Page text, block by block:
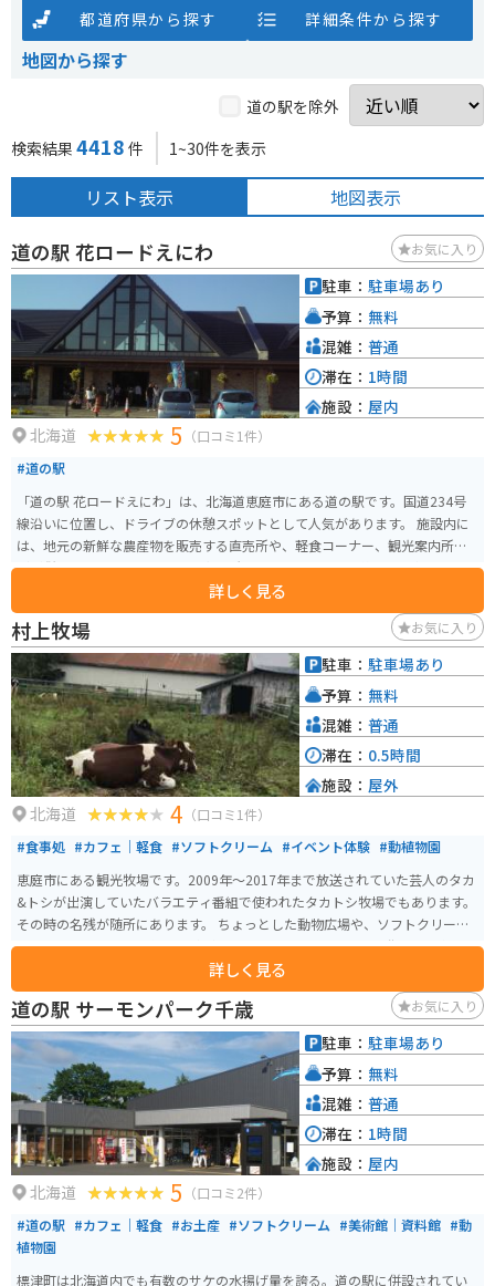
都道府県から探す 詳細条件から探す
地図から探す
道の駅を除外
検索結果 4418 件 1~30件を表示
リスト表示 地図表示
道の駅 花ロードえにわ お気に入り
北海道 5 （口コミ1件）
#道の駅
「道の駅 花ロードえにわ」は、北海道恵庭市にある道の駅です。国道234号
線沿いに位置し、ドライブの休憩スポットとして人気があります。 施設内に
は、地元の新鮮な農産物を販売する直売所や、軽食コーナー、観光案内所な
どが併設されています。特に、直売所のソフトクリームは絶品と評判で、多
安心です。道の駅周辺には、恵庭渓谷やえこりん村など、自然豊かな観光スポ
ットも点在しており、ツーリングの拠点としても最適です。 恵庭市は、花の
苗木の生産が盛んな地域としても知られています。道の駅では、季節ごとに
色とりどりの花々を楽しむことができます。お土産には、地元産の新鮮な野
菜や花々、花をモチーフにしたお菓子などがおすすめです。
詳しく見る
駐車： 駐車場あり
予算： 無料
混雑： 普通
滞在： 1時間
施設： 屋内
村上牧場 お気に入り
北海道 4 （口コミ1件）
#食事処 #カフェ｜軽食 #ソフトクリーム #イベント体験 #動植物園
恵庭市にある観光牧場です。2009年〜2017年まで放送されていた芸人のタカ
&トシが出演していたバラエティ番組で使われたタカトシ牧場でもあります。
その時の名残が随所にあります。 ちょっとした動物広場や、ソフトクリーム
を食べれたり、バター作り体験ができたりもします。恵庭市の街からも離れ
すぎておらず、車やバイクがあれば行きやすい場所です。
詳しく見る
駐車： 駐車場あり
予算： 無料
混雑： 普通
滞在： 0.5時間
施設： 屋外
道の駅 サーモンパーク千歳 お気に入り
北海道 5 （口コミ2件）
#道の駅 #カフェ｜軽食 #お土産 #ソフトクリーム #美術館｜資料館 #動
植物園
標津町は北海道内でも有数のサケの水揚げ量を誇る。道の駅に併設されてい
駐車： 駐車場あり
予算： 無料
混雑： 普通
滞在： 1時間
施設： 屋内